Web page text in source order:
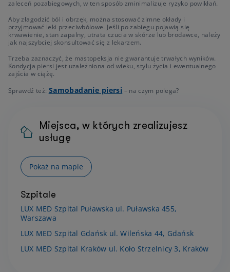
zaleceń pozabiegowych, w ten sposób zminimalizuje ryzyko powikłań.
Aby złagodzić ból i obrzęk, można stosować zimne okłady i
przyjmować leki przeciwbólowe. Jeśli po zabiegu pojawią się
krwawienie, stan zapalny, utrata czucia w skórze lub brodawce, należy
jak najszybciej skonsultować się z lekarzem.
Trzeba zaznaczyć, że mastopeksja nie gwarantuje trwałych wyników.
Kondycja piersi jest uzależniona od wieku, stylu życia i ewentualnego
zajścia w ciążę.
Sprawdź też: Samobadanie piersi – na czym polega?
Miejsca, w których zrealizujesz
usługę
Pokaż na mapie
Szpitale
LUX MED Szpital Puławska ul. Puławska 455,
Warszawa
LUX MED Szpital Gdańsk ul. Wileńska 44, Gdańsk
LUX MED Szpital Kraków ul. Koło Strzelnicy 3, Kraków